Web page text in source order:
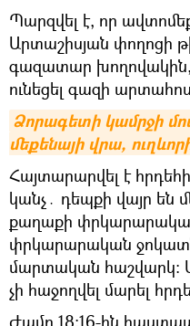
Պարզվել է, որ
Արտաշիսյան փողոցի
գազատար խողովակին,
ունեցել գազի
Ձորագետի կամրջի
մեքենայի վրա,
Հայտարարվել է
կանչ․ դեպքի վայր են
քաղաքի փրկարարական
փրկարարական
մարտական հաշվարկ։
չի հաջողվել մարել
Ժամը 18։16-ին